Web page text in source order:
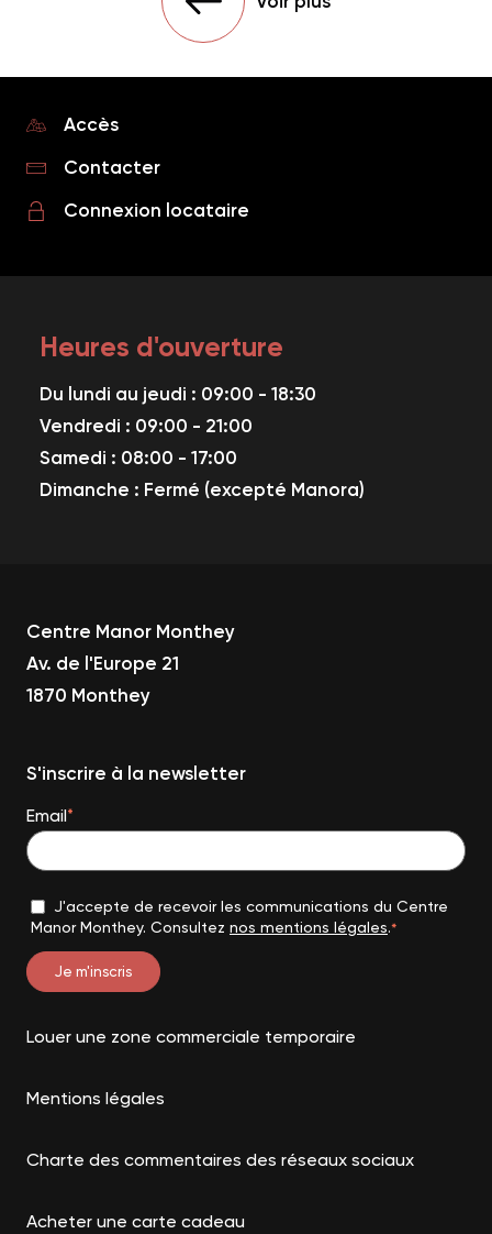
Accès
Contacter
Connexion locataire
Heures d'ouverture
Du lundi au jeudi : 09:00 - 18:30
Vendredi : 09:00 - 21:00
Samedi : 08:00 - 17:00
Dimanche : Fermé (excepté Manora)
Centre Manor Monthey
Av. de l'Europe 21
1870 Monthey
S'inscrire à la newsletter
Email*
J'accepte de recevoir les communications du Centre
Manor Monthey. Consultez nos mentions légales.*
Louer une zone commerciale temporaire
Mentions légales
Charte des commentaires des réseaux sociaux
Acheter une carte cadeau